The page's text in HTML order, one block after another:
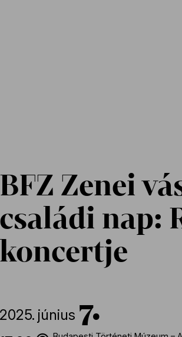
BFZ Zenei
családi nap:
koncertje
2025. június 7